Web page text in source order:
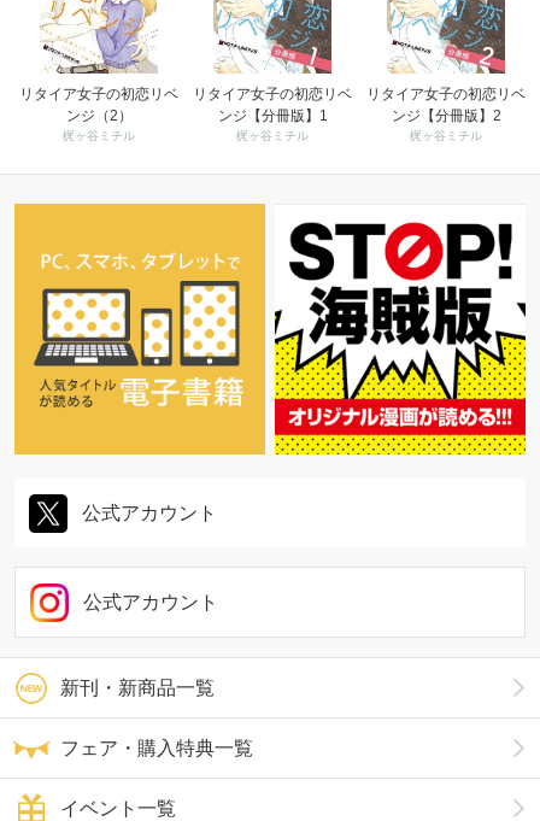
リタイア女子の初恋リベ
ンジ（2）
梶ヶ谷ミチル
リタイア女子の初恋リベ
ンジ【分冊版】1
梶ヶ谷ミチル
リタイア女子の初恋リベ
ンジ【分冊版】2
梶ヶ谷ミチル
新刊・新商品一覧
フェア・購入特典一覧
イベント一覧
公式アカウント
公式アカウント